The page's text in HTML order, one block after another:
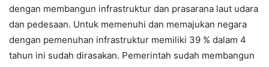
dengan membangun infrastruktur dan prasarana laut udara
dan pedesaan. Untuk memenuhi dan memajukan negara
dengan pemenuhan infrastruktur memiliki 39 % dalam 4
tahun ini sudah dirasakan. Pemerintah sudah membangun